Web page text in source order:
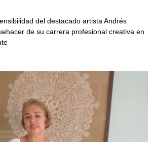
del destacado artista Andrés
de su carrera profesional creativa en